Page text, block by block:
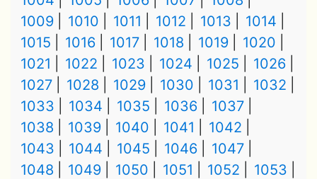
1009
1010 1011 1012 1013
1014
1015
1016 1017 1018 1019
1020
1021
1022 1023 1024 1025
1026
1027
1028 1029 1030 1031
1032
1033
1034 1035 1036
1037
1038
1039 1040 1041
1042
1043
1044 1045 1046
1047
1048
1049 1050 1051 1052
1053